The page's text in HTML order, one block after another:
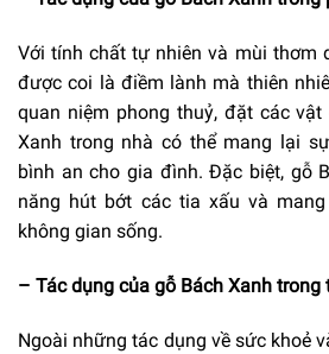
Với tính chất tự nhiên và mùi thơm
được coi là điềm lành mà thiên
quan niệm phong thuỷ, đặt các
Xanh trong nhà có thể mang lại
bình an cho gia đình. Đặc biệt, gỗ
năng hút bớt các tia xấu và
không gian sống.
– Tác dụng của gỗ Bách Xanh trong
Ngoài những tác dụng về sức khoẻ